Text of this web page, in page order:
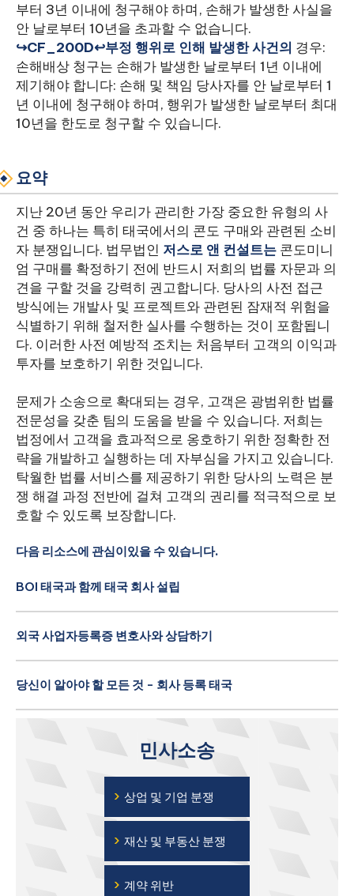
부터 3년 이내에 청구해야 하며, 손해가 발생한 사실을
안 날로부터 10년을 초과할 수 없습니다.
↪CF_200D↩부정 행위로 인해 발생한 사건의 경우:
손해배상 청구는 손해가 발생한 날로부터 1년 이내에
제기해야 합니다: 손해 및 책임 당사자를 안 날로부터 1
년 이내에 청구해야 하며, 행위가 발생한 날로부터 최대
10년을 한도로 청구할 수 있습니다.
요약
지난 20년 동안 우리가 관리한 가장 중요한 유형의 사
건 중 하나는 특히 태국에서의 콘도 구매와 관련된 소비
자 분쟁입니다. 법무법인 저스로 앤 컨설트는 콘도미니
엄 구매를 확정하기 전에 반드시 저희의 법률 자문과 의
견을 구할 것을 강력히 권고합니다. 당사의 사전 접근
방식에는 개발사 및 프로젝트와 관련된 잠재적 위험을
식별하기 위해 철저한 실사를 수행하는 것이 포함됩니
다. 이러한 사전 예방적 조치는 처음부터 고객의 이익과
투자를 보호하기 위한 것입니다.
문제가 소송으로 확대되는 경우, 고객은 광범위한 법률
전문성을 갖춘 팀의 도움을 받을 수 있습니다. 저희는
법정에서 고객을 효과적으로 옹호하기 위한 정확한 전
략을 개발하고 실행하는 데 자부심을 가지고 있습니다.
탁월한 법률 서비스를 제공하기 위한 당사의 노력은 분
쟁 해결 과정 전반에 걸쳐 고객의 권리를 적극적으로 보
호할 수 있도록 보장합니다.
다음 리소스에 관심이있을 수 있습니다.
BOI 태국과 함께 태국 회사 설립
외국 사업자등록증 변호사와 상담하기
당신이 알아야 할 모든 것 - 회사 등록 태국
민사소송
› 상업 및 기업 분쟁
› 재산 및 부동산 분쟁
› 계약 위반